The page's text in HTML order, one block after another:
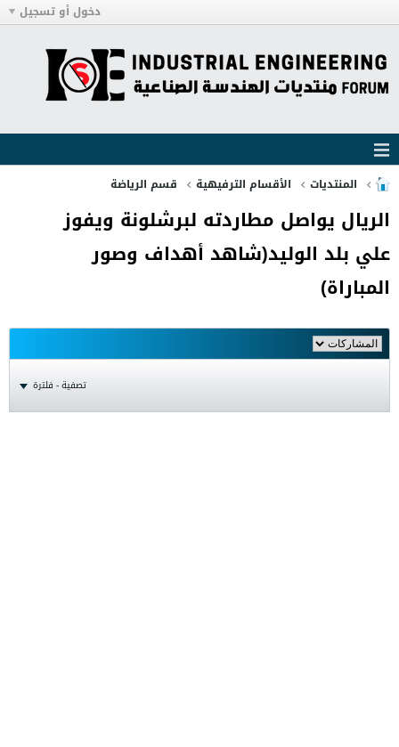
دخول أو تسجيل
المنتديات الأقسام الترفيهية قسم الرياضة
الريال يواصل مطاردته لبرشلونة ويفوز
علي بلد الوليد(شاهد أهداف وصور
المباراة)
تصفية - فلترة